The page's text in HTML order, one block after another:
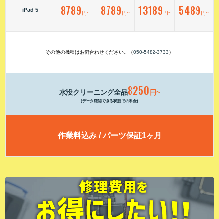
iPad 5 8789 円~ 8789 円~ 13189 円~ 5489 円~
その他の機種はお問合わせください。（050-5482-3733）
水没クリーニング全品8250 円~
(データ確認できる状態での料金)
作業料込み / パーツ保証1ヶ月